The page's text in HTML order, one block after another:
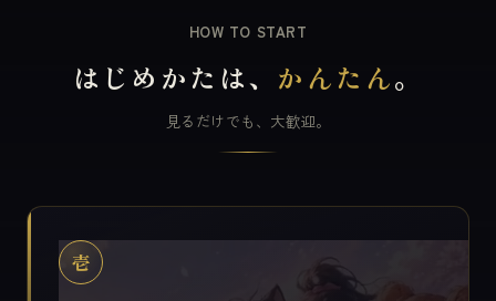
HOW TO START
はじめかたは、 かんたん。
見るだけでも、大歓迎。
壱